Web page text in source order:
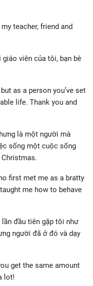
teacher, friend and
giáo viên của tôi, bạn bè
as a person you’ve set
life. Thank you and
là một người mà
sống một cuộc sống
first met me as a bratty
me how to behave
đầu tiên gặp tôi như
người đã ở đó và dạy
get the same amount
lot!